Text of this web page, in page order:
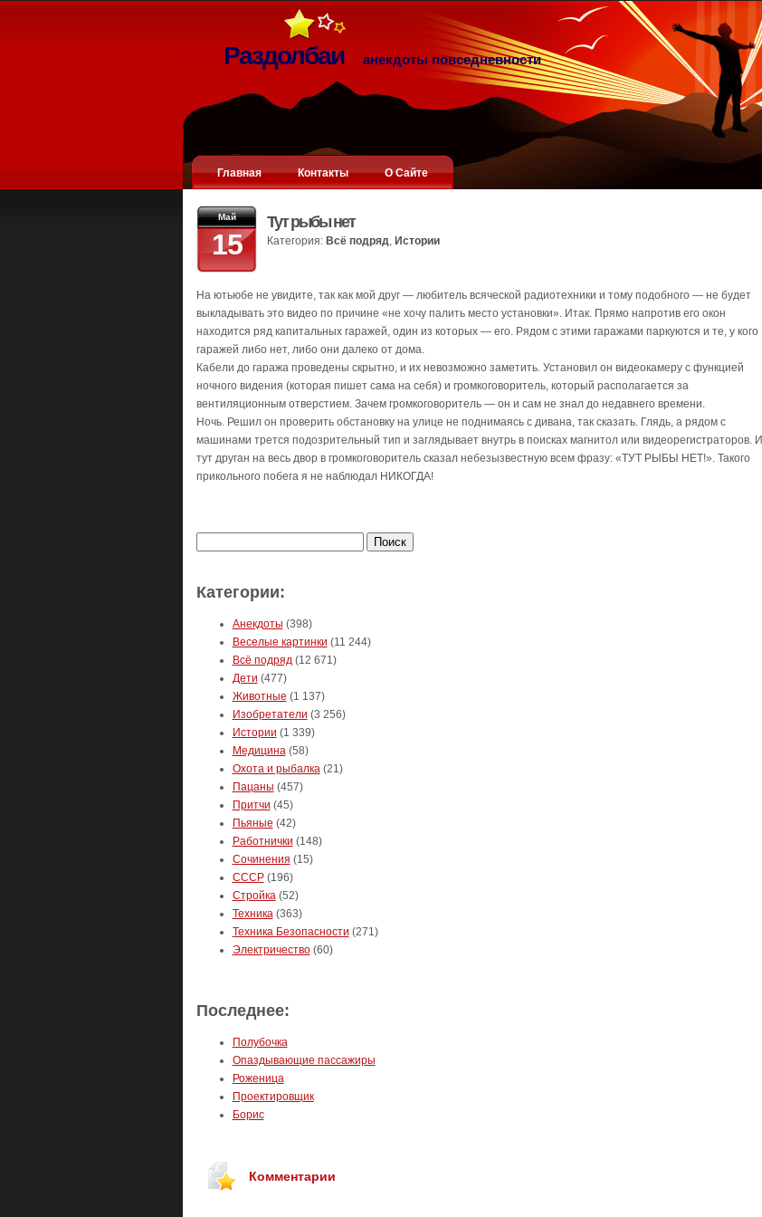
Раздолбаи анекдоты повседневности
Главная Контакты О Сайте
Май
15
Тут рыбы нет
Категория: Всё подряд, Истории
На ютьюбе не увидите, так как мой друг — любитель всяческой радиотехники и тому подобного — не будет
выкладывать это видео по причине «не хочу палить место установки». Итак. Прямо напротив его окон
находится ряд капитальных гаражей, один из которых — его. Рядом с этими гаражами паркуются и те, у кого
гаражей либо нет, либо они далеко от дома.
Кабели до гаража проведены скрытно, и их невозможно заметить. Установил он видеокамеру с функцией
ночного видения (которая пишет сама на себя) и громкоговоритель, который располагается за
вентиляционным отверстием. Зачем громкоговоритель — он и сам не знал до недавнего времени.
Ночь. Решил он проверить обстановку на улице не поднимаясь с дивана, так сказать. Глядь, а рядом с
машинами трется подозрительный тип и заглядывает внутрь в поисках магнитол или видеорегистраторов. И
тут друган на весь двор в громкоговоритель сказал небезызвестную всем фразу: «ТУТ РЫБЫ НЕТ!». Такого
прикольного побега я не наблюдал НИКОГДА!
Категории:
Анекдоты (398)
Веселые картинки (11 244)
Всё подряд(12 671)
Дети (477)
Животные (1 137)
Изобретатели (3 256)
Истории (1 339)
Медицина(58)
Охота и рыбалка(21)
Пацаны (457)
Притчи (45)
Пьяные (42)
Работнички (148)
Сочинения (15)
СССР(196)
Стройка(52)
Техника(363)
Техника Безопасности (271)
Электричество(60)
Последнее:
Полубочка
Опаздывающие пассажиры
Роженица
Проектировщик
Борис
Комментарии